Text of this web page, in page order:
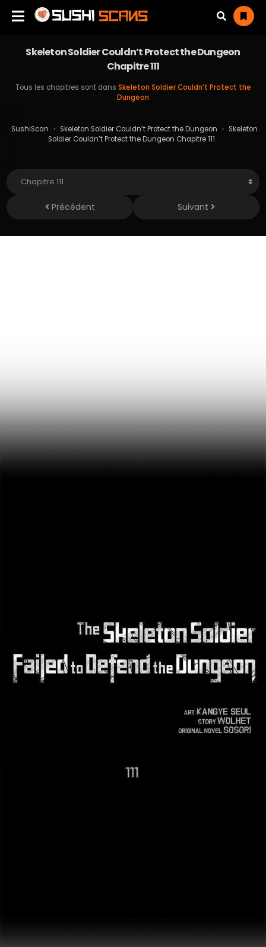
Skeleton Soldier Couldn’t Protect the Dungeon
Chapitre 111
Tous les chapitres sont dans Skeleton Soldier Couldn’t Protect the
Dungeon
SushiScan › Skeleton Soldier Couldn’t Protect the Dungeon › Skeleton
Soldier Couldn’t Protect the Dungeon Chapitre 111
Précédent Suivant